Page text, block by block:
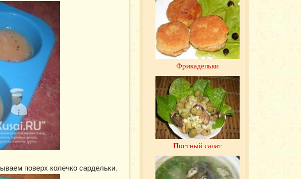
поверх колечко сардельки.
Фрикадельки
Постный салат